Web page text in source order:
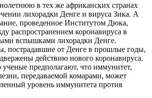
в тех же африканских странах
лихорадки Денге и вируса Зика. А
проведенное Институтом Дюка,
распространением коронавируса в
вспышками лихорадки Денге.
пострадавшие от Денге в прошлые годы,
действию нового коронавируса.
предполагают, что иммунитет,
передаваемой комарами, может
уровень иммунитета против